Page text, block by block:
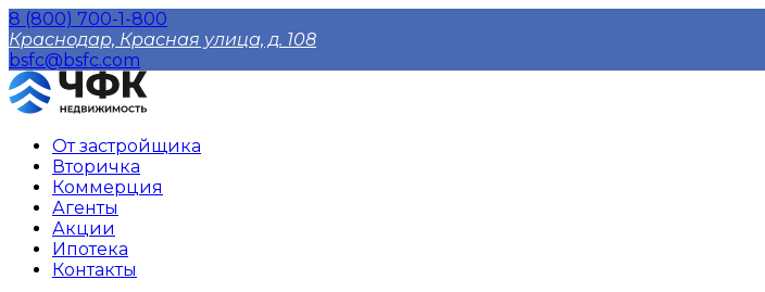
8 (800) 700-1-800
Краснодар, Красная улица, д. 108
bsfc@bsfc.com
От застройщика
Вторичка
Коммерция
Агенты
Акции
Ипотека
Контакты